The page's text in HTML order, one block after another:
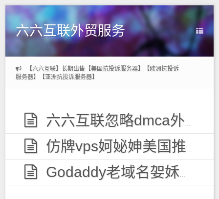
六六互联外贸服务
【六六互联】长期出售【美国抗投诉服务器】【欧洲抗投诉
服务器】【亚洲抗投诉服务器】
六六互联忽略dmca外贸服务器，无视投诉
仿牌vps妸妼妽美国推荐空间主机,防投诉国外欧洲荷兰仿牌服务器外贸抗投诉vps主机空间
Godaddy老域名妿姀姁购买,老域名交易出售,已备案域名,百度权重高pr域名,百度搜狗收录域名